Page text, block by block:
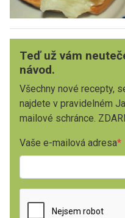
Teď už vám
návod.
Všechny nové recepty,
najdete v pravidelném
mailové schránce.
Vaše e-mailová adresa